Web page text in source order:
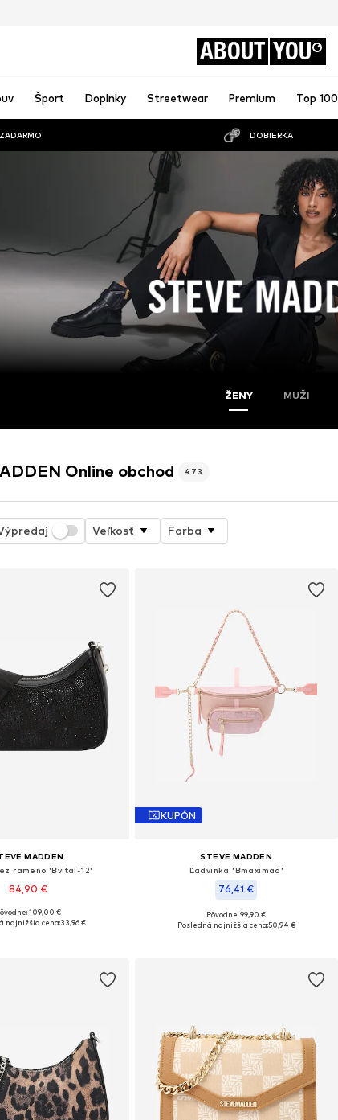
ABOUT YOU
Šport Doplnky Streetwear Premium Top 100
DOBIERKA
ŽENY MUŽI
Online obchod 473
Veľkosť Farba
MADDEN
rameno 'Bvital-12'
84,90 €
veľkosti: One Size
109,00 €
najnižšia cena:33,96 €
KUPÓN
STEVE MADDEN
Ľadvinka 'Bmaximad'
76,41 €
Dostupné veľkosti: One Size
Pôvodne: 99,90 €
Posledná najnižšia cena:50,94 €